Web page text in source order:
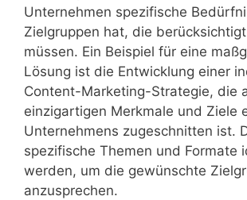
Unternehmen spezifische
Zielgruppen hat, die
müssen. Ein Beispiel für eine
Lösung ist die Entwicklung einer
Content-Marketing-Strategie, die
einzigartigen Merkmale und Ziele
Unternehmens zugeschnitten ist.
spezifische Themen und Formate
werden, um die gewünschte
anzusprechen.